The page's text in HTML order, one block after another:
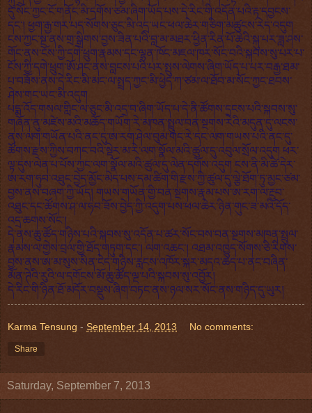
དུ་སོང་ཀྱང་ངོ་གནོང་མི་དགོས་ཙམ་ཞིག་ཡོད་པས་དེ་རིང་གི་འདོན་པའི་རྟ་དབྱངས་
དང་། ཕྱག་རྒྱ་གར་པད་སོགས་ཅུང་མི་འདྲ་ཡང་ཕལ་ཆེར་གཅིག་མཚུངས་རེད་འདུག
ངས་ཀྱང་སྔ་ནས་གྲ་སྒྲིགས་བྱས་ཟིན་པའི་བླ་མ་མཐར་ཕྱིན་རིན་པོ་ཆེའི་སྐུ་པར་ཟླ་ཤས་
གོང་ནས་ངོས་ཀྱི་དགེ་ཕྲུག་རྣམས་དང་ལྷན་ཁོང་མཇལ་ཁར་སོང་བའི་སྐབས་སུ་པར་པ་
ངོས་ཀྱི་དགེ་ཕྲུག་ཨོ་ཤང་ནས་བླངས་པའི་པར་སྤུས་ལེགས་ཞིག་ཡོད་པ་པར་བརྒྱ་ཐམ་
པ་བཟོས་ནས་དེ་རིང་མི་མང་ལ་སྤྲད་ཀྱང་མི་ཕྱེད་ཀ་ཙམ་ལ་ཐོབ་མ་སོང་ཀྱང་ཐབས་
ཤེས་གང་ཡང་མི་འདུག
པདྨ་འོད་གསལ་གླིང་ལ་ཅུང་མི་འདྲ་བ་ཞིག་ཡོད་པ་དེ་ནི་ཚོགས་དྲངས་པའི་སྐབས་སུ་
གཞོན་ནུ་མཛེས་མའི་མཆོད་གཡོག་རེ་མཁན་སྤྲུལ་བན་སྔགས་རེའི་མདུན་དུ་ལངས་
ནས་ལག་གཡོན་པའི་ནང་དུ་ཨ་རག་ཤེལ་བུམ་གང་རེ་དང་ལག་གཡས་པའི་ནང་དུ་
ཚོགས་རྫས་ཀྱིས་བཀང་བའི་སྡེར་མ་རེ་ལག་སྣོལ་མའི་ཚུལ་དུ་འབུལ་སྲོལ་འདུག ཕར་
ལྟ་དུས་ལེན་པ་པོས་ཀྱང་ལག་སྣོལ་མའི་ཚུལ་དུ་ལེན་དགོས་འདུག ངས་ནི་མི་ཚེ་དེར་
ཨ་རག་ཧུབ་འཐུང་བྱེད་མྱོང་མེད་པས་དམ་ཚིག་གི་རྫས་ཀྱི་ཚུལ་དུ་ལྕེ་ཐོག་ཏུ་མྱང་ཙམ་
བྱས་ནས་བཞག་ཀྱི་ཡོད། གཡས་གཡོན་གྱི་བན་སྔགས་རྣམ་པས་ཨ་རག་ལ་རྔུབ་
འཐུང་དང་ཚོགས་ཤ་ལ་ཧབ་ཟོས་བྱེད་ཀྱི་འདུག་པས་ཕལ་ཆེར་ཉིན་གུང་ཟ་མའི་དོད་
འདྲ་ཆགས་སོང་།
དེ་ནས་ཆུ་ཚོད་གཉིས་པའི་སྐབས་སུ་འདོན་པ་ཚར་སོང་བས་བན་སྔགས་མཁན་སྤྲུལ་
རྣམས་ལ་གྱེས་བྲལ་གྱི་ཐོད་གཏུག་དང་། ལག་འཆང་། འཐམ་འཁྱུད་སོགས་ཅི་རིགས་
བྱས་ནས་ཨ་མ་སུས་སིན་ངེད་གཉིས་རླངས་འཁོར་སྐར་མདའ་ཆད་པ་ནང་བཞིན་
མོན་ཊེའི་རུའི་ལ་དགོངས་མོ་ཆུ་ཚོད་ལྔ་པའི་སྐབས་སུ་འབྱོར།
དེ་རིང་གི་ཉིན་ཐོ་མདོར་བསྡུས་ཞིག་བཏང་ནས་ཉལ་སར་སོང་ནས་གཉིད་དུ་ཡུར།
Karma Tensung - September 14, 2013 No comments:
Share
Saturday, September 7, 2013